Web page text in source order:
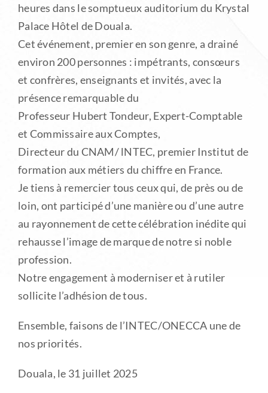
heures dans le somptueux auditorium du Krystal
Palace Hôtel de Douala.
Cet événement, premier en son genre, a drainé
environ 200 personnes : impétrants, consœurs
et confrères, enseignants et invités, avec la
présence remarquable du
Professeur Hubert Tondeur, Expert-Comptable
et Commissaire aux Comptes,
Directeur du CNAM/ lNTEC, premier Institut de
formation aux métiers du chiffre en France.
Je tiens à remercier tous ceux qui, de près ou de
loin, ont participé d’une manière ou d’une autre
au rayonnement de cette célébration inédite qui
rehausse l’image de marque de notre si noble
profession.
Notre engagement à moderniser et à rutiler
sollicite l’adhésion de tous.
Ensemble, faisons de l’INTEC/ONECCA une de
nos priorités.
Douala, le 31 juillet 2025